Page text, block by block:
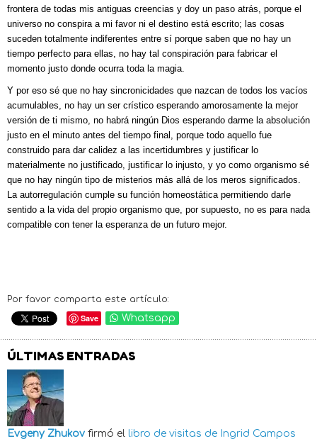
frontera de todas mis antiguas creencias y doy un paso atrás, porque el
universo no conspira a mi favor ni el destino está escrito; las cosas
suceden totalmente indiferentes entre sí porque saben que no hay un
tiempo perfecto para ellas, no hay tal conspiración para fabricar el
momento justo donde ocurra toda la magia.
Y por eso sé que no hay sincronicidades que nazcan de todos los vacíos
acumulables, no hay un ser crístico esperando amorosamente la mejor
versión de ti mismo, no habrá ningún Dios esperando darme la absolución
justo en el minuto antes del tiempo final, porque todo aquello fue
construido para dar calidez a las incertidumbres y justificar lo
materialmente no justificado, justificar lo injusto, y yo como organismo sé
que no hay ningún tipo de misterios más allá de los meros significados.
La autorregulación cumple su función homeostática permitiendo darle
sentido a la vida del propio organismo que, por supuesto, no es para nada
compatible con tener la esperanza de un futuro mejor.
Por favor comparta este artículo:
Save Whatsapp
ÚLTIMAS ENTRADAS
Evgeny Zhukov firmó el libro de visitas de Ingrid Campos